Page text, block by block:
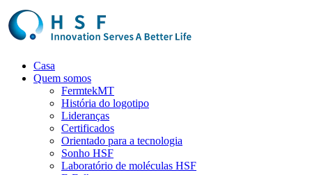
Casa
Quem somos
FermtekMT
História do logotipo
Lideranças
Certificados
Orientado para a tecnologia
Sonho HSF
Laboratório de moléculas HSF